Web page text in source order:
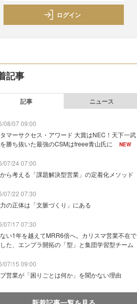
ログイン
記事
記事 ニュース
08/07 09:00
マーサクセス・アワード 大賞はNEC！天下一武
勝ち抜いた最強のCSMはfreee青山氏に
NEW
07/24 07:00
ら考える「課題解決型営業」の定着化メソッド
07/22 07:30
の正体は「文脈づくり」にある
07/17 07:30
い1年を越えてMRR6倍へ。カリスマ営業不在で
た、エンプラ開拓の「型」と集団学習型チーム
07/15 09:00
営業が「困りごとは何か」を聞かない理由